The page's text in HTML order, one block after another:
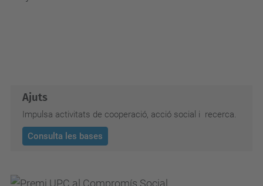
Ajuts
Impulsa activitats de cooperació, acció social i recerca.
Consulta les bases